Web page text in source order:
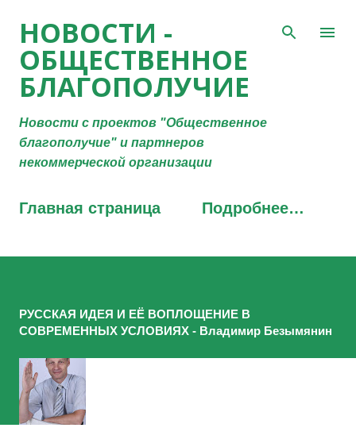
НОВОСТИ -
ОБЩЕСТВЕННОЕ
БЛАГОПОЛУЧИЕ
Новости с проектов "Общественное
благополучие" и партнеров
некоммерческой организации
Главная страница Подробнее…
РУССКАЯ ИДЕЯ И ЕЁ ВОПЛОЩЕНИЕ В
СОВРЕМЕННЫХ УСЛОВИЯХ - Владимир Безымянин